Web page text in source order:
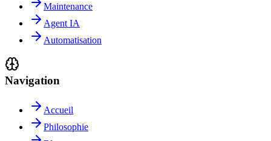
Maintenance
Agent IA
Automatisation
Navigation
Accueil
Philosophie